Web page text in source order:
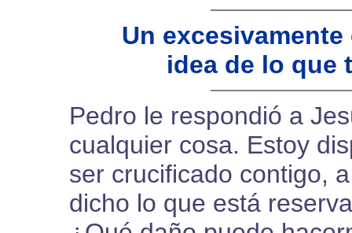
Un
idea de lo que
Pedro le respondió a
cualquier cosa. Estoy
ser crucificado contigo,
dicho lo que está